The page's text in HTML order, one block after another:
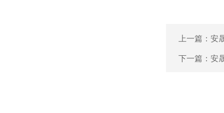
上一篇： 安
下一篇： 安